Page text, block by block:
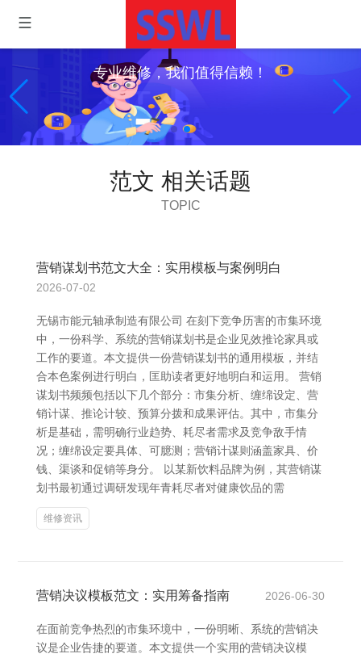
专业维修，我们值得信赖！
范文 相关话题
TOPIC
营销谋划书范文大全：实用模板与案例明白
2026-07-02
无锡市能元轴承制造有限公司 在刻下竞争历害的市集环境
中，一份科学、系统的营销谋划书是企业见效推论家具或
工作的要道。本文提供一份营销谋划书的通用模板，并结
合本色案例进行明白，匡助读者更好地明白和运用。 营销
谋划书频频包括以下几个部分：市集分析、缠绵设定、营
销计谋、推论计较、预算分拨和成果评估。其中，市集分
析是基础，需明确行业趋势、耗尽者需求及竞争敌手情
况；缠绵设定要具体、可臆测；营销计谋则涵盖家具、价
钱、渠谈和促销等身分。 以某新饮料品牌为例，其营销谋
划书最初通过调研发现年青耗尽者对健康饮品的需
维修资讯
营销决议模板范文：实用筹备指南 2026-06-30
在面前竞争热烈的市集环境中，一份明晰、系统的营销决
议是企业告捷的要道。本文提供一个实用的营销决议模